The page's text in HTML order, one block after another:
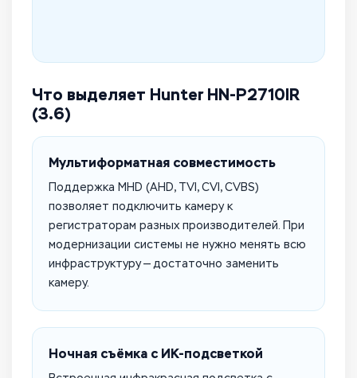
Что выделяет Hunter HN-P2710IR
(3.6)
Мультиформатная совместимость
Поддержка MHD (AHD, TVI, CVI, CVBS)
позволяет подключить камеру к
регистраторам разных производителей. При
модернизации системы не нужно менять всю
инфраструктуру — достаточно заменить
камеру.
Ночная съёмка с ИК-подсветкой